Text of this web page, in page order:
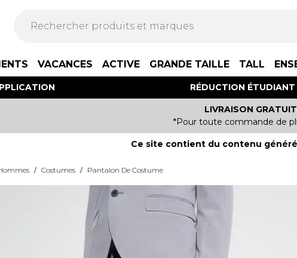
VACANCES ACTIVE GRANDE TAILLE TALL
RÉDUCTION ÉTUDIANT
LIVRAISON
*Pour toute commande de
Ce site contient du contenu
/ Costumes / Pantalon De Costume